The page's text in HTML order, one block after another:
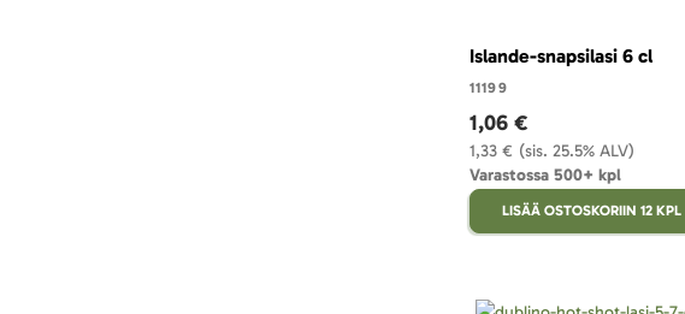
Islande-snapsilasi 6 cl
11199
(sis. 25.5% ALV)
1,33 €
1,06 €
Varastossa 500+ kpl
LISÄÄ OSTOSKORIIN 12 KPL